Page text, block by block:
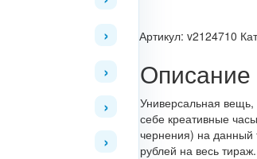
Артикул: v2124710
Описание
Универсальная
себе креативные
чернения) на данный
рублей на весь тираж.